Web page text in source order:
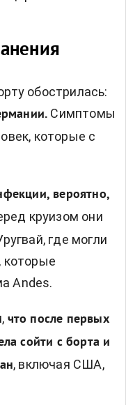
обострилась:
Симптомы
которые с
вероятно,
круизом они
где могли
которые
Andes.
что после первых
сойти с борта и
, включая США,